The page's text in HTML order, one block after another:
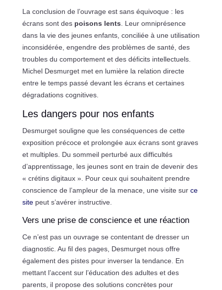
La conclusion de l’ouvrage est sans équivoque : les
écrans sont des poisons lents . Leur omniprésence
dans la vie des jeunes enfants, conciliée à une utilisation
inconsidérée, engendre des problèmes de santé, des
troubles du comportement et des déficits intellectuels.
Michel Desmurget met en lumière la relation directe
entre le temps passé devant les écrans et certaines
dégradations cognitives.
Les dangers pour nos enfants
Desmurget souligne que les conséquences de cette
exposition précoce et prolongée aux écrans sont graves
et multiples. Du sommeil perturbé aux difficultés
d’apprentissage, les jeunes sont en train de devenir des
« crétins digitaux ». Pour ceux qui souhaitent prendre
conscience de l’ampleur de la menace, une visite sur ce
sitepeut s’avérer instructive.
Vers une prise de conscience et une réaction
Ce n’est pas un ouvrage se contentant de dresser un
diagnostic. Au fil des pages, Desmurget nous offre
également des pistes pour inverser la tendance. En
mettant l’accent sur l’éducation des adultes et des
parents, il propose des solutions concrètes pour